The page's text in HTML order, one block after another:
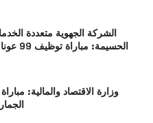
الشركة الجهوية متعددة
الحسيمة: مباراة توظيف 99 عونا و20 مسؤولا وإطارا